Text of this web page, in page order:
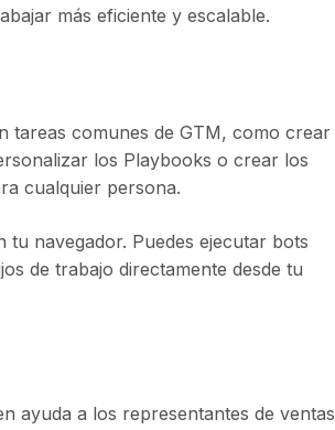
más eficiente y escalable.
tareas comunes de GTM, como crear
los Playbooks o crear los
cualquier persona.
tu navegador. Puedes ejecutar bots
de trabajo directamente desde tu
ayuda a los representantes de ventas